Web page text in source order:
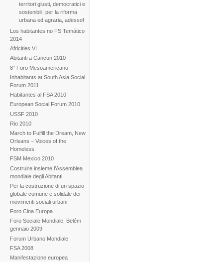
territori giusti, democratici e
sostenibili: per la riforma
urbana ed agraria, adesso!
Los habitantes no FS Temático
2014
Africities VI
Abitanti a Cancun 2010
8° Foro Mesoamericano
Inhabitants at South Asia Social
Forum 2011
Habitantes al FSA 2010
European Social Forum 2010
USSF 2010
Rio 2010
March to Fulfill the Dream, New
Orleans – Voices of the
Homeless
FSM Mexico 2010
Costruire insieme l’Assemblea
mondiale degli Abitanti
Per la costruzione di un spazio
globale comune e solidale dei
movimenti sociali urbani
Foro Cina Europa
Foro Sociale Mondiale, Belém
gennaio 2009
Forum Urbano Mondiale
FSA 2008
Manifestazione europea